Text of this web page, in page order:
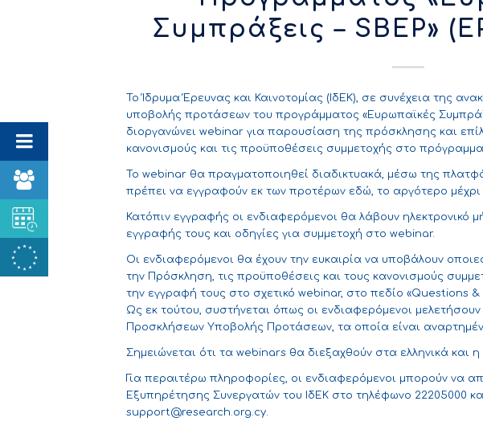
Συμπράξεις – SBEP»
Το Ίδρυμα Έρευνας και Καινοτομίας (ΙδΕΚ), σε συνέχεια της
υποβολής προτάσεων του προγράμματος «Ευρωπαϊκές
διοργανώνει webinar για παρουσίαση της πρόσκλησης και
κανονισμούς και τις προϋποθέσεις συμμετοχής στο
Το webinar θα πραγματοποιηθεί διαδικτυακά, μέσω της
πρέπει να εγγραφούν εκ των προτέρων εδώ, το αργότερο
Κατόπιν εγγραφής οι ενδιαφερόμενοι θα λάβουν ηλεκτρονικό
εγγραφής τους και οδηγίες για συμμετοχή στο webinar.
Οι ενδιαφερόμενοι θα έχουν την ευκαιρία να υποβάλουν
την Πρόσκληση, τις προϋποθέσεις και τους κανονισμούς
την εγγραφή τους στο σχετικό webinar, στο πεδίο «Questions
Ως εκ τούτου, συστήνεται όπως οι ενδιαφερόμενοι μελετήσουν
Προσκλήσεων Υποβολής Προτάσεων, τα οποία είναι
Σημειώνεται ότι τα webinars θα διεξαχθούν στα ελληνικά και
Για περαιτέρω πληροφορίες, οι ενδιαφερόμενοι μπορούν να
Εξυπηρέτησης Συνεργατών του ΙδΕΚ στο τηλέφωνο 22205000
support@research.org.cy.